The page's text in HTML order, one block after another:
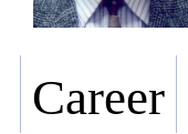
Career